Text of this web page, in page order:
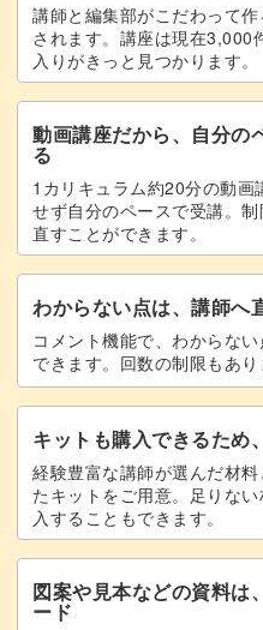
講師と編集部がこだわって
されます。講座は現在3,000
入りがきっと見つかります。
動画講座だから、自分の
る
1カリキュラム約20分の動画
せず自分のペースで受講。
直すことができます。
わからない点は、講師へ
コメント機能で、わからな
できます。回数の制限もあり
キットも購入できるため
経験豊富な講師が選んだ材
たキットをご用意。足りな
入することもできます。
図案や見本などの資料は
ード